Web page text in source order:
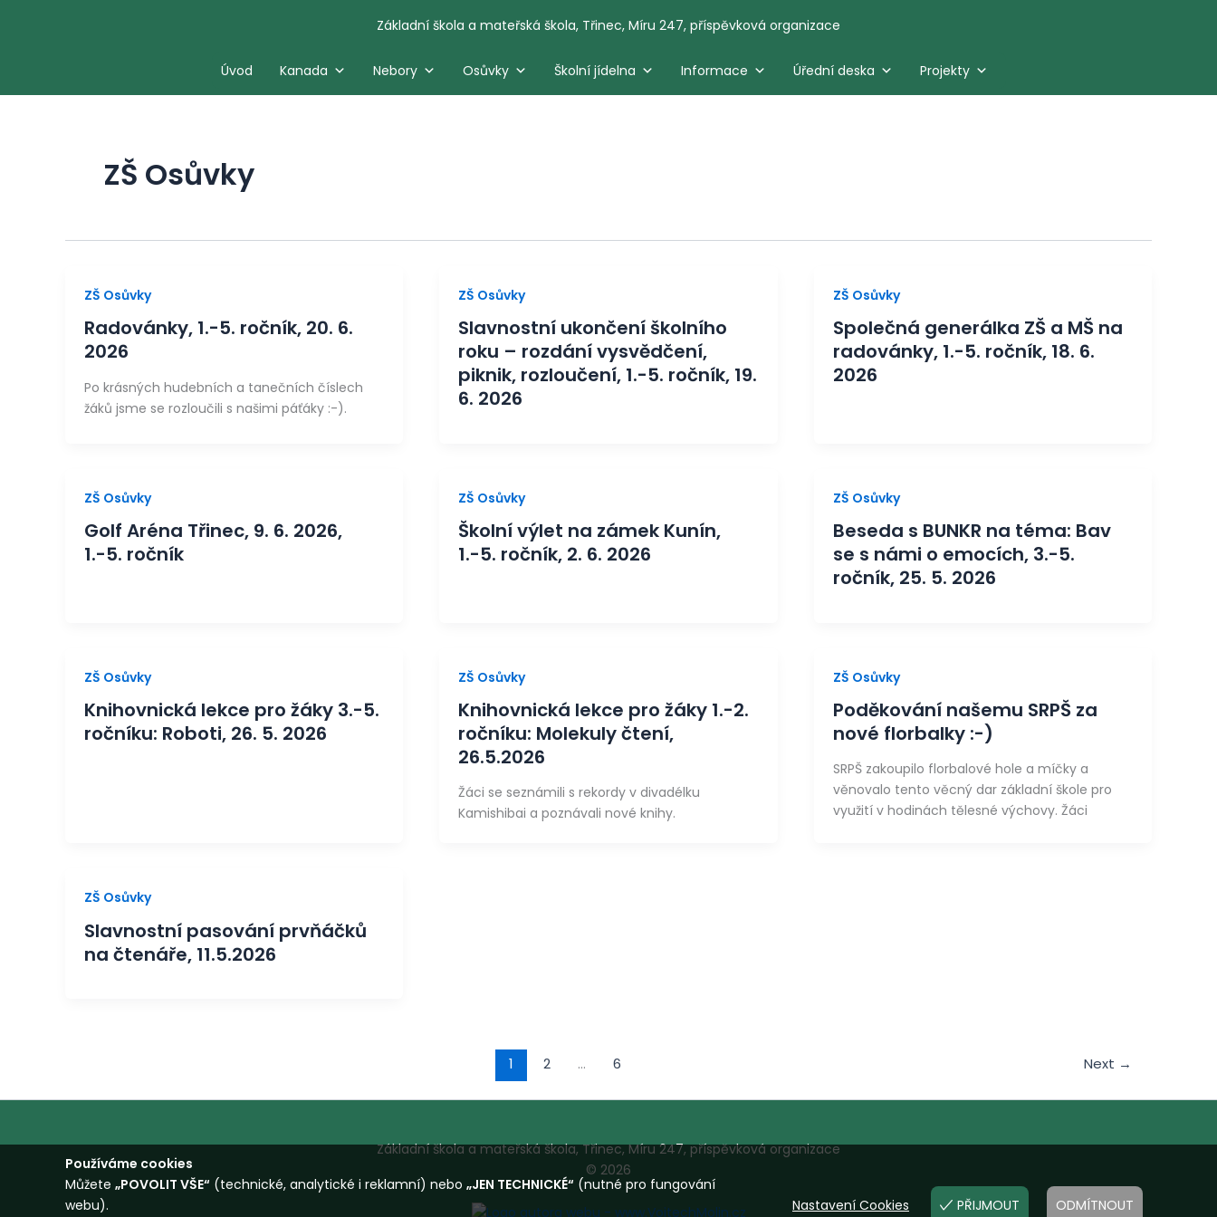
Základní škola a mateřská škola, Třinec, Míru 247, příspěvková organizace
Úvod Kanada Nebory Osůvky Školní jídelna Informace Úřední deska Projekty
ZŠ Osůvky
ZŠ Osůvky
Radovánky, 1.-5. ročník, 20. 6.
2026
Po krásných hudebních a tanečních číslech
žáků jsme se rozloučili s našimi páťáky :-).
ZŠ Osůvky
Slavnostní ukončení školního
roku – rozdání vysvědčení,
piknik, rozloučení, 1.-5. ročník, 19.
6. 2026
ZŠ Osůvky
Společná generálka ZŠ a MŠ na
radovánky, 1.-5. ročník, 18. 6.
2026
ZŠ Osůvky
Golf Aréna Třinec, 9. 6. 2026,
1.-5. ročník
ZŠ Osůvky
Školní výlet na zámek Kunín,
1.-5. ročník, 2. 6. 2026
ZŠ Osůvky
Beseda s BUNKR na téma: Bav
se s námi o emocích, 3.-5.
ročník, 25. 5. 2026
ZŠ Osůvky
Knihovnická lekce pro žáky 3.-5.
ročníku: Roboti, 26. 5. 2026
ZŠ Osůvky
Knihovnická lekce pro žáky 1.-2.
ročníku: Molekuly čtení,
26.5.2026
Žáci se seznámili s rekordy v divadélku
Kamishibai a poznávali nové knihy.
ZŠ Osůvky
Poděkování našemu SRPŠ za
nové florbalky :-)
SRPŠ zakoupilo florbalové hole a míčky a
věnovalo tento věcný dar základní škole pro
využití v hodinách tělesné výchovy. Žáci
ZŠ Osůvky
Slavnostní pasování prvňáčků
na čtenáře, 11.5.2026
1 2 … 6 Next →
Základní škola a mateřská škola, Třinec, Míru 247, příspěvková organizace
© 2026
Používáme cookies
Můžete „POVOLIT VŠE“ (technické, analytické i reklamní) nebo „JEN TECHNICKÉ“ (nutné pro fungování
webu).
Nastavení Cookies PŘIJMOUT ODMÍTNOUT